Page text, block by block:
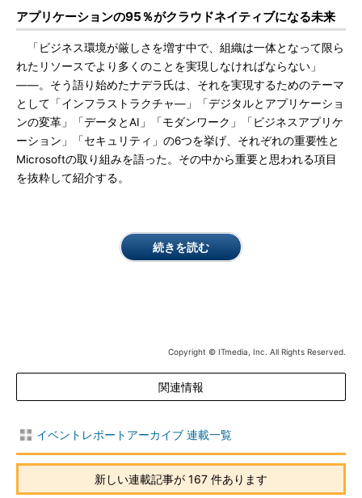
アプリケーションの95％がクラウドネイティブになる未来
「ビジネス環境が厳しさを増す中で、組織は一体となって限ら
れたリソースでより多くのことを実現しなければならない」
――。そう語り始めたナデラ氏は、それを実現するためのテーマ
として「インフラストラクチャ―」「デジタルとアプリケーショ
ンの変革」「データとAI」「モダンワーク」「ビジネスアプリケ
ーション」「セキュリティ」の6つを挙げ、それぞれの重要性と
Microsoftの取り組みを語った。その中から重要と思われる項目
を抜粋して紹介する。
続きを読む
Copyright © ITmedia, Inc. All Rights Reserved.
関連情報
イベントレポートアーカイブ 連載一覧
新しい連載記事が 167 件あります